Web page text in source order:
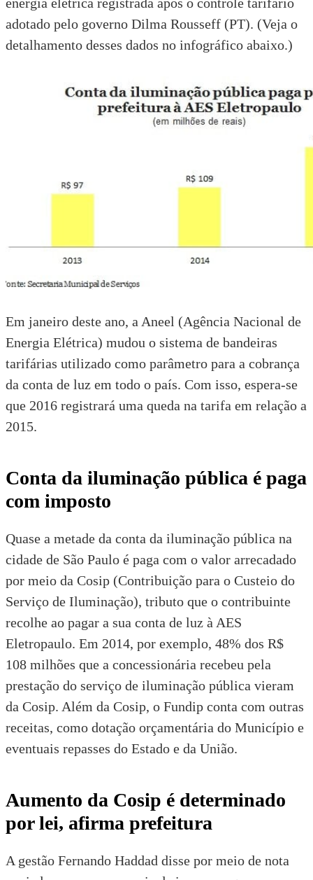
adotado pelo governo Dilma Rousseff (PT). (Veja o
detalhamento desses dados no infográfico abaixo.)
Em janeiro deste ano, a Aneel (Agência Nacional de
Energia Elétrica) mudou o sistema de bandeiras
tarifárias utilizado como parâmetro para a cobrança
da conta de luz em todo o país. Com isso, espera-se
que 2016 registrará uma queda na tarifa em relação a
2015.
Conta da iluminação pública é paga
com imposto
Quase a metade da conta da iluminação pública na
cidade de São Paulo é paga com o valor arrecadado
por meio da Cosip (Contribuição para o Custeio do
Serviço de Iluminação), tributo que o contribuinte
recolhe ao pagar a sua conta de luz à AES
Eletropaulo. Em 2014, por exemplo, 48% dos R$
108 milhões que a concessionária recebeu pela
prestação do serviço de iluminação pública vieram
da Cosip. Além da Cosip, o Fundip conta com outras
receitas, como dotação orçamentária do Município e
eventuais repasses do Estado e da União.
Aumento da Cosip é determinado
por lei, afirma prefeitura
A gestão Fernando Haddad disse por meio de nota